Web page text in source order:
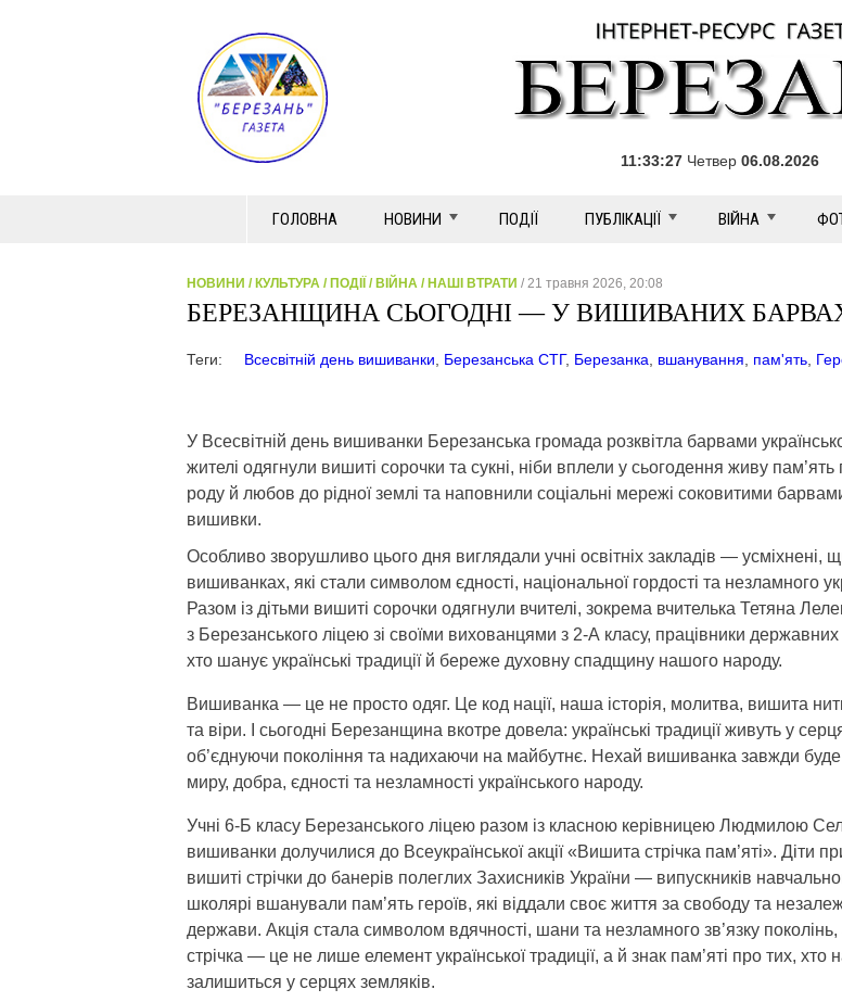
11:33:27 Четвер 06.08.2026
ГОЛОВНА НОВИНИ ПОДІЇ ПУБЛІКАЦІЇ ВІЙНА
НОВИНИ / КУЛЬТУРА / ПОДІЇ / ВІЙНА / НАШІ ВТРАТИ / 21 травня 2026, 20:08
БЕРЕЗАНЩИНА СЬОГОДНІ — У ВИШИВАНИХ
Теги: Всесвітній день вишиванки Березанська СТГ, Березанка вшанування пам'ять
У Всесвітній день вишиванки Березанська громада розквітла барвами української
жителі одягнули вишиті сорочки та сукні, ніби вплели у сьогодення живу пам’ять
роду й любов до рідної землі та наповнили соціальні мережі соковитими барвами
вишивки.
Особливо зворушливо цього дня виглядали учні освітніх закладів — усміхнені,
вишиванках, які стали символом єдності, національної гордості та незламного
Разом із дітьми вишиті сорочки одягнули вчителі, зокрема вчителька Тетяна
з Березанського ліцею зі своїми вихованцями з 2-А класу, працівники державних
хто шанує українські традиції й береже духовну спадщину нашого народу.
Вишиванка — це не просто одяг. Це код нації, наша історія, молитва, вишита
та віри. І сьогодні Березанщина вкотре довела: українські традиції живуть у
об’єднуючи покоління та надихаючи на майбутнє. Нехай вишиванка завжди
миру, добра, єдності та незламності українського народу.
Учні 6-Б класу Березанського ліцею разом із класною керівницею Людмилою
вишиванки долучилися до Всеукраїнської акції «Вишита стрічка пам’яті». Діти
вишиті стрічки до банерів полеглих Захисників України — випускників
школярі вшанували пам’ять героїв, які віддали своє життя за свободу та
держави. Акція стала символом вдячності, шани та незламного зв’язку
стрічка — це не лише елемент української традиції, а й знак пам’яті про тих, хто
залишиться у серцях земляків.